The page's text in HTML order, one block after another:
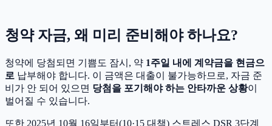
청약 자금, 왜 미리 준비해야 하나요?
청약에 당첨되면 기쁨도 잠시, 약 1주일 내에 계약금을 현금으
로 납부해야 합니다. 이 금액은 대출이 불가능하므로, 자금 준
비가 안 되어 있으면 당첨을 포기해야 하는 안타까운 상황이
벌어질 수 있습니다.
또한 2025년 10월 16일부터(10·15 대책) 스트레스 DSR 3단계